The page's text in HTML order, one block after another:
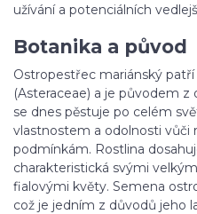
užívání a potenciálních
Botanika a původ
Ostropestřec mariánský
(Asteraceae) a je původem
se dnes pěstuje po celém
vlastnostem a odolnosti vůči
podmínkám. Rostlina
charakteristická svými
fialovými květy. Semena
což je jedním z důvodů jeho